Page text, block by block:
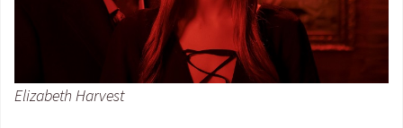
Elizabeth Harvest